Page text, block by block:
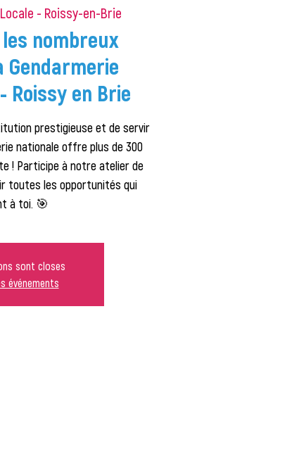
- Roissy-en-Brie
nombreux
Gendarmerie
Roissy en Brie
prestigieuse et de servir
nationale offre plus de 300
! Participe à notre atelier de
toutes les opportunités qui
à toi. 🎯
sont closes
événements